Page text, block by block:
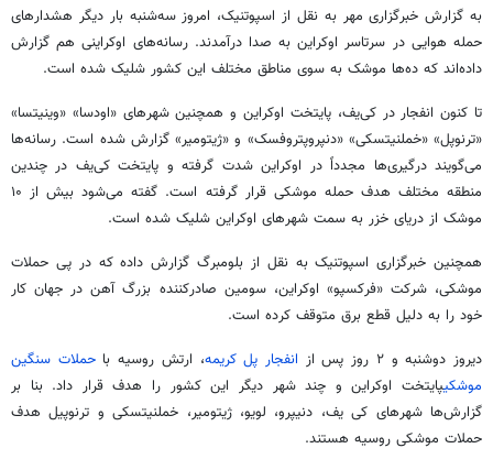
به گزارش خبرگزاری مهر به نقل از اسپوتنیک، امروز سه‌شنبه بار دیگر هشدارهای
حمله هوایی در سرتاسر اوکراین به صدا درآمدند. رسانه‌های اوکراینی هم گزارش
داده‌اند که ده‌ها موشک به سوی مناطق مختلف این کشور شلیک شده است.
تا کنون انفجار در کی‌یف، پایتخت اوکراین و همچنین شهرهای «اودسا» «وینیتسا»
«ترنوپل»«خملنیتسکی»«دنپروپتروفسک» و «ژیتومیر» گزارش شده است. رسانه‌ها
می‌گویند درگیری‌ها مجدداً در اوکراین شدت گرفته و پایتخت کی‌یف در چندین
منطقه مختلف هدف حمله موشکی قرار گرفته است. گفته می‌شود بیش از ۱۰
موشک از دریای خزر به سمت شهرهای اوکراین شلیک شده است.
همچنین خبرگزاری اسپوتنیک به نقل از بلومبرگ گزارش داده که در پی حملات
موشکی، شرکت «فرکسپو» اوکراین، سومین صادرکننده بزرگ آهن در جهان کار
خود را به دلیل قطع برق متوقف کرده است.
دیروز دوشنبه و ۲ روز پس از
انفجار پل کریمه، ارتش روسیه با حملات سنگین
موشکیپایتخت اوکراین و چند شهر دیگر این کشور را هدف قرار داد. بنا بر
گزارش‌ها شهرهای کییف، دنیپرو، لویو،ژیتومیر، خملنیتسکیو ترنوپیلهدف
حملات موشکی روسیه هستند.